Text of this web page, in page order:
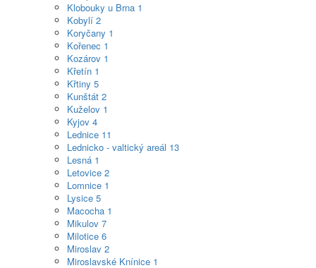
Klobouky u Brna 1
Kobylí 2
Koryčany 1
Kořenec 1
Kozárov 1
Křetín 1
Křtiny 5
Kunštát 2
Kuželov 1
Kyjov 4
Lednice 11
Lednicko - valtický areál 13
Lesná 1
Letovice 2
Lomnice 1
Lysice 5
Macocha 1
Mikulov 7
Milotice 6
Miroslav 2
Miroslavské Knínice 1